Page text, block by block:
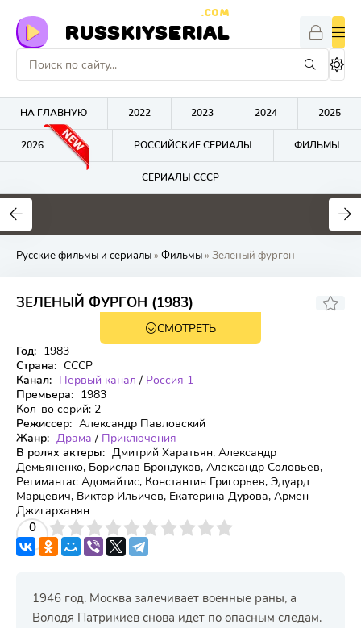
RUSSKIYSERIAL
.COM
НА ГЛАВНУЮ 2022 2023 2024 2025
2026 РОССИЙСКИЕ СЕРИАЛЫ ФИЛЬМЫ
СЕРИАЛЫ СССР
0
Русские фильмы и сериалы» Фильмы» Зеленый фургон
ЗЕЛЕНЫЙ ФУРГОН (1983)
СМОТРЕТЬ
Год: 1983
Страна: СССР
Канал: Первый канал / Россия 1
Премьера: 1983
Кол-во серий: 2
Режиссер: Александр Павловский
Жанр: Драма / Приключения
В ролях актеры: Дмитрий Харатьян, Александр
Демьяненко, Борислав Брондуков, Александр Соловьев,
Регимантас Адомайтис, Константин Григорьев, Эдуард
Марцевич, Виктор Ильичев, Екатерина Дурова, Армен
Джигарханян
0
4 5 6 7 8 9 10
1946 год. Москва залечивает военные раны, а
Володя Патрикиев снова идет по опасным следам.